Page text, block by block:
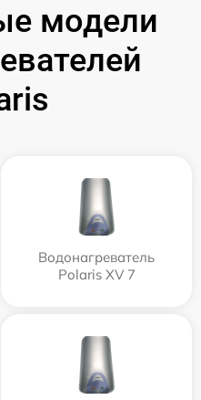
модели
Водонагреватель
Polaris XV 7